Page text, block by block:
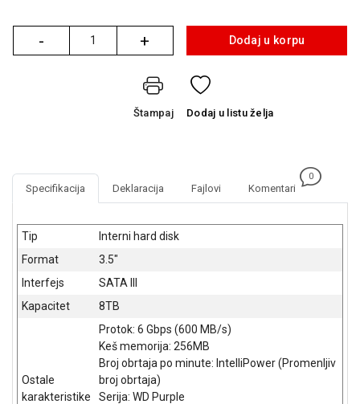
FOTOAPARATI
SIGURNOSNA
OPREMA
SOFTWARE
KABLOVI I
ADAPTERI
KANCELARIJSKI
ZA
KUĆU
-
Količina + Dodaj u korpu
Štampaj Dodaj u listu želja
Specifikacija Deklaracija Fajlovi Komentari
0
Tip
Interni hard disk
Format
3.5"
Interfejs
SATA III
Kapacitet
8TB
Ostale
karakteristike
Protok: 6 Gbps (600 MB/s)
Keš memorija: 256MB
Broj obrtaja po minute: IntelliPower (Promenljiv
broj obrtaja)
Serija: WD Purple